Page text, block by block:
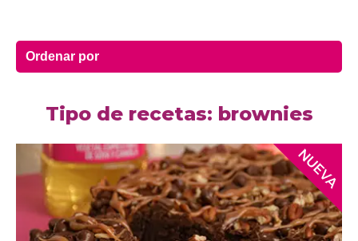
Tipo de recetas: brownies